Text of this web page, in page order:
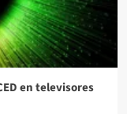
en televisores